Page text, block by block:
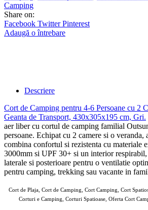
Camping
Share on:
Facebook Twitter Pinterest
Adaugă o întrebare
Descriere
Cort de Camping pentru 4-6 Persoane cu 2
Geanta de Transport, 430x305x195 cm, Gri.
aer liber cu cortul de camping familial
persoane. Echipat cu 2 camere si o veranda,
combina confortul si rezistenta cu materiale
3000mm si UPF 30+ si un interior respirabil,
laterale si posterioare pentru o ventilatie
pentru camping, trekking sau vacante in
Cort de Plaja, Cort de Camping, Cort Camping, Cort
Corturi e Camping, Corturi Spatioase, Oferta Cort